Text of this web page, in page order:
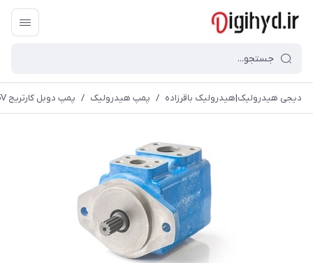
دیجی هیدرولیک|هیدرولیک باقرزاده / پمپ هیدرولیک / پمپ دوبل کارتریج 3525V| صنایع هیدرولیک ایرانیان